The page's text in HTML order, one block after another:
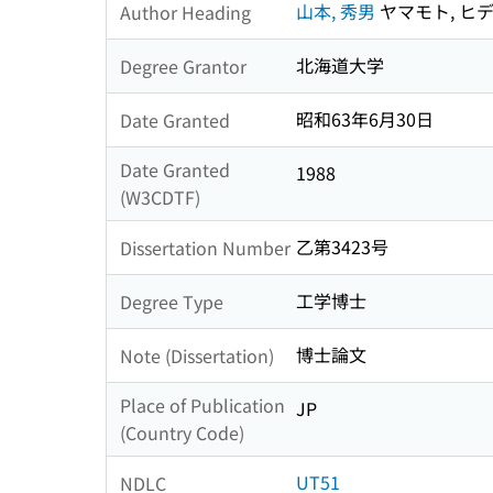
Author Heading 山本, 秀男 ヤマモト, ヒ
Degree Grantor 北海道大学
Date Granted
昭和63年6月30日
Date Granted
(W3CDTF)
1988
Dissertation Number 乙第3423号
Degree Type 工学博士
Note (Dissertation)
博士論文
Place of Publication
(Country Code)
JP
NDLC UT51